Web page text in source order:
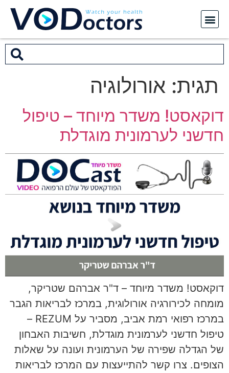
תגית: אורולוגיה
דוקאסט! משדר מיוחד – טיפול
חדשני לערמונית מוגדלת
דוקאסט! משדר מיוחד – ד"ר אברהם שטריקר,
מומחה לכירורגיה אורולוגית, במרכז לבריאות הגבר
במרכז רפואי רמת אביב, מסביר על REZUM –
טיפול חדשני לערמונית מוגדלת, חשיבות האבחון
של הגדלה שפירה של הערמונית ועונה על שאלות
הצופים. צרו קשר להתייעצות עם המרכז לבריאות